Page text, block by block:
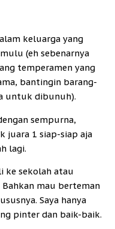
keluarga yang
(eh sebenarnya
temperamen yang
bantingin barang-
untuk dibunuh).
sempurna,
juara 1 siap-siap aja
lagi.
ke sekolah atau
mau berteman
Saya hanya
pinter dan baik-baik.